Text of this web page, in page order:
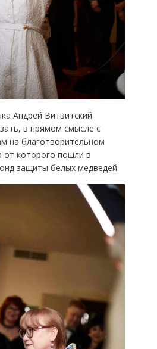
Андрей Витвитский
в прямом смысле с
на благотворительном
от которого пошли в
защиты белых медведей.